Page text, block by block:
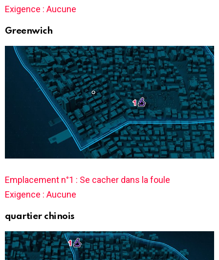
Exigence : Aucune
Greenwich
Emplacement n°1 : Se cacher dans la foule
Exigence : Aucune
quartier chinois